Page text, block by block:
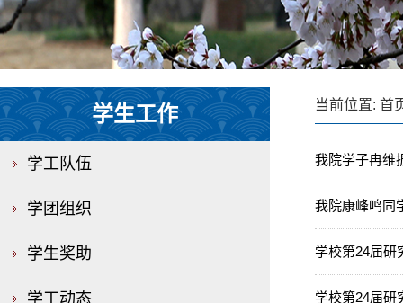
学生工作
学工队伍
学团组织
学生奖助
学工动态
当前位置: 首
我院学子冉维
我院康峰鸣同
学校第24届
学校第24届